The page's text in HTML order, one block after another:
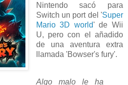
Nintendo sacó para
Switch un port del 'Super
Mario 3D world' de Wii
U, pero con el añadido
de una aventura extra
llamada 'Bowser's fury'.
Algo malo le ha